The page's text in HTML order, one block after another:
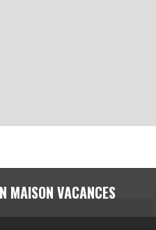
MAISON VACANCES